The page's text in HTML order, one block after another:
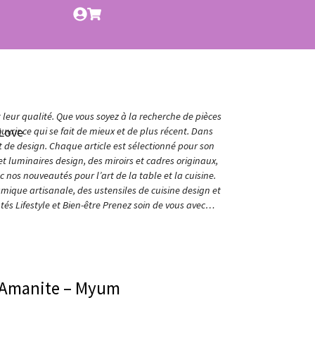
qualité. Que vous soyez à la recherche de pièces
ce qui se fait de mieux et de plus récent. Dans
design. Chaque article est sélectionné pour son
luminaires design, des miroirs et cadres originaux,
nos nouveautés pour l’art de la table et la cuisine.
artisanale, des ustensiles de cuisine design et
Lifestyle et Bien-être Prenez soin de vous avec…
– Myum